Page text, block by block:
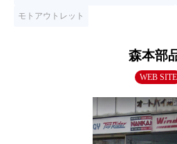
モトアウトレット
森本部
WEB SITE